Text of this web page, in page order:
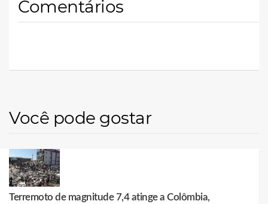
Comentários
Você pode gostar
Terremoto de magnitude 7,4 atinge a Colômbia,